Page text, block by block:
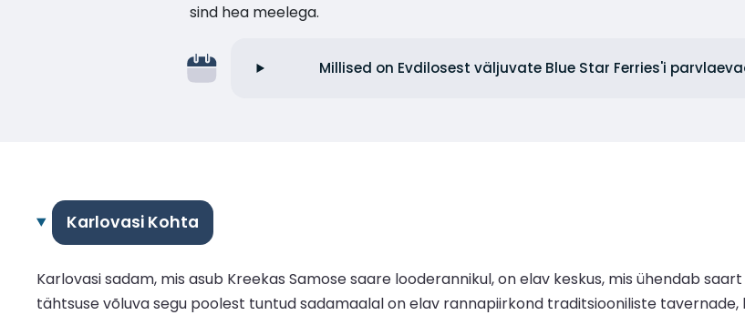
sind hea meelega.
Millised on Evdilosest väljuvate Blue Star Ferries'i
Karlovasi Kohta
Karlovasi sadam, mis asub Kreekas Samose saare looderannikul, on elav keskus, mis ühendab
tähtsuse võluva segu poolest tuntud sadamaalal on elav rannapiirkond traditsiooniliste tavernade,